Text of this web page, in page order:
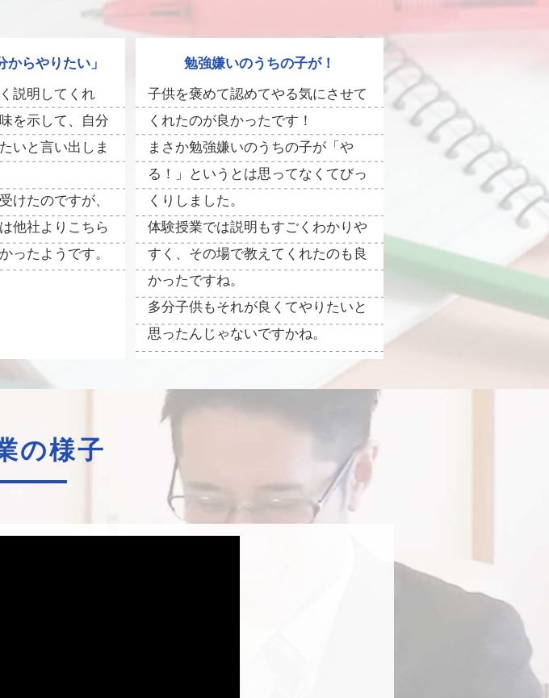
らやりたい」
説明してくれ
を示して、自分
いと言い出しま
けたのですが、
他社よりこちら
ったようです。
勉強嫌いのうちの子が！
子供を褒めて認めてやる気にさせて
くれたのが良かったです！
まさか勉強嫌いのうちの子が「や
る！」というとは思ってなくてびっ
くりしました。
体験授業では説明もすごくわかりや
すく、その場で教えてくれたのも良
かったですね。
多分子供もそれが良くてやりたいと
思ったんじゃないですかね。
の様子